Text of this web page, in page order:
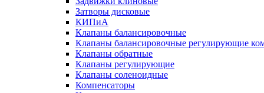
Затворы дисковые
КИПиА
Клапаны балансировочные
Клапаны балансировочные регулирующие
Клапаны обратные
Клапаны регулирующие
Клапаны соленоидные
Компенсаторы